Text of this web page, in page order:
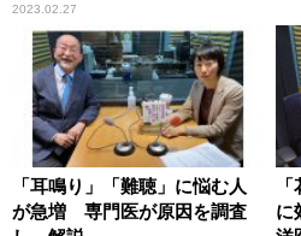
2023.02.27
「耳鳴り」「難聴」に悩む人
が急増 専門医が原因を調査
に